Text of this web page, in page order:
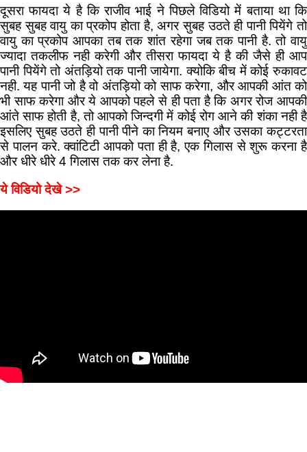
दूसरा फायदा ये है कि राजीव भाई ने पिछले विडियो में बताया था कि
सुबह सुबह वायु का प्रकोप होता है, अगर सुबह उठते ही पानी पियेंगे तो
वायु का प्रकोप आपका तब तक शांत रहेगा जब तक पानी है. तो वायु
ज्यादा तकलीफ नही करेगी और तीसरा फायदा ये है की जैसे ही आप
पानी पियेंगे तो अंतड़ियो तक पानी जायेगा. क्योकि बीच में कोई रुकावट
नही. यह पानी जो है वो अंतड़ियो को साफ करेगा, और आपकी आंत को
भी साफ करेगा और ये आपको पहले से ही पता है कि अगर रोज आपकी
आंते साफ होती है, तो आपको जिन्दगी में कोई रोग आने की शंका नही है
इसलिए सुबह उठते ही पानी पीने का नियम बनाए और उसका कट्टरता
से पालन करे. क्वांटिटी आपको पता ही है, एक गिलास से शुरू करना है
और धीरे धीरे 4 गिलास तक कर लेना है.
ये विडियो देखे >>